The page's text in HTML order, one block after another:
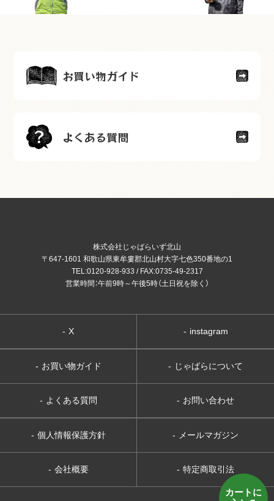
お買い物ガイド
よくある質問
カートに
株式会社じゃばらいず北山
〒647-1601 和歌山県東牟婁郡北山村大字七色350番地の1
TEL:0120-928-933 / FAX:0735-49-2317
営業時間：午前9時～午後5時（土日祝を除く）
- instagram
- X
- じゃばらについて
- お買い物ガイド
- お問い合わせ
- よくある質問
- メールマガジン
- 個人情報保護方針
- 特定商取引法
- 会社概要